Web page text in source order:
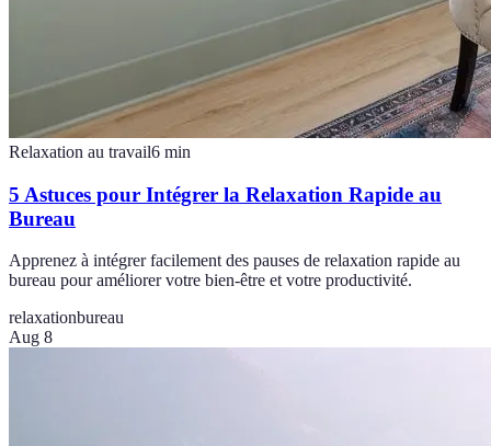
Relaxation au travail6 min
5 Astuces pour Intégrer la Relaxation Rapide au
Bureau
Apprenez à intégrer facilement des pauses de relaxation rapide au
bureau pour améliorer votre bien-être et votre productivité.
relaxationbureau
Aug 8